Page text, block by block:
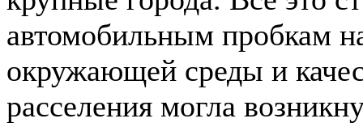
автомобильным пробкам
окружающей среды и
расселения могла